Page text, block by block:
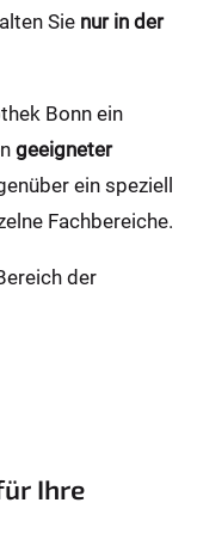
Sie nur in der
Bonn ein
geeigneter
ein speziell
Fachbereiche.
der
Ihre